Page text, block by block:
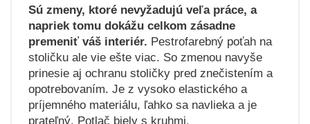
Sú zmeny, ktoré nevyžadujú veľa práce, a
napriek tomu dokážu celkom zásadne
premeniť váš interiér. Pestrofarebný poťah na
stoličku ale vie ešte viac. So zmenou navyše
prinesie aj ochranu stoličky pred znečistením a
opotrebovaním. Je z vysoko elastického a
príjemného materiálu, ľahko sa navlieka a je
prateľný. Potlač biely s kruhmi.